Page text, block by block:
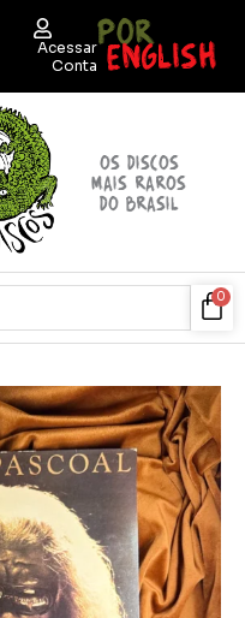
Acessar
Conta
POR
ENGLISH
OS discos
mais raros
do brasil
0